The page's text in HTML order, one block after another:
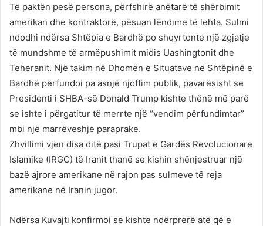
Të paktën pesë persona, përfshirë anëtarë të shërbimit
amerikan dhe kontraktorë, pësuan lëndime të lehta. Sulmi
ndodhi ndërsa Shtëpia e Bardhë po shqyrtonte një zgjatje
të mundshme të armëpushimit midis Uashingtonit dhe
Teheranit. Një takim në Dhomën e Situatave në Shtëpinë e
Bardhë përfundoi pa asnjë njoftim publik, pavarësisht se
Presidenti i SHBA-së Donald Trump kishte thënë më parë
se ishte i përgatitur të merrte një “vendim përfundimtar”
mbi një marrëveshje paraprake.
Zhvillimi vjen disa ditë pasi Trupat e Gardës Revolucionare
Islamike (IRGC) të Iranit thanë se kishin shënjestruar një
bazë ajrore amerikane në rajon pas sulmeve të reja
amerikane në Iranin jugor.
Ndërsa Kuvajti konfirmoi se kishte ndërprerë atë që e